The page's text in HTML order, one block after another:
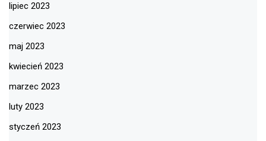
lipiec 2023
czerwiec 2023
maj 2023
kwiecień 2023
marzec 2023
luty 2023
styczeń 2023